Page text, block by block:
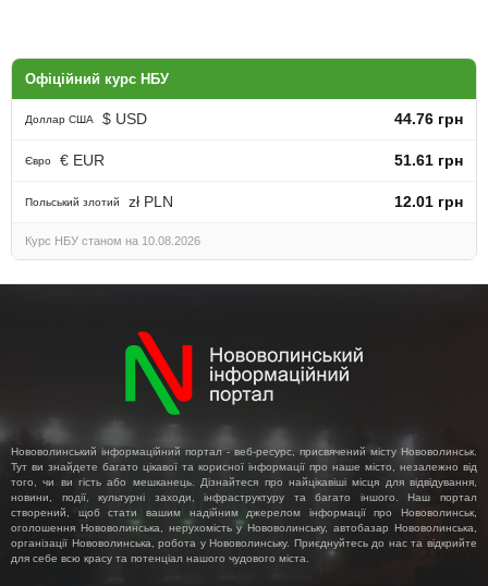
Офіційний курс НБУ
Доллар США $ USD 44.76 грн
Євро € EUR 51.61 грн
Польський злотий zł PLN 12.01 грн
Курс НБУ станом на 10.08.2026
Нововолинський інформаційний портал - веб-ресурс, присвячений місту Нововолинськ.
Тут ви знайдете багато цікавої та корисної інформації про наше місто, незалежно від
того, чи ви гість або мешканець. Дізнайтеся про найцікавіші місця для відвідування,
новини, події, культурні заходи, інфраструктуру та багато іншого. Наш портал
створений, щоб стати вашим надійним джерелом інформації про Нововолинськ,
оголошення Нововолинська, нерухомість у Нововолинську, автобазар Нововолинська,
організації Нововолинська, робота у Нововолинську. Приєднуйтесь до нас та відкрийте
для себе всю красу та потенціал нашого чудового міста.